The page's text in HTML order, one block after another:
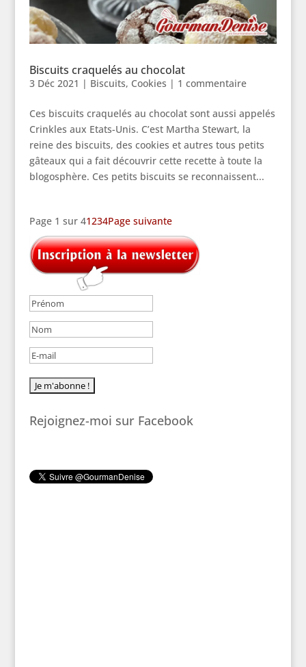
Biscuits craquelés au chocolat
3 Déc 2021 | Biscuits, Cookies | 1 commentaire
Ces biscuits craquelés au chocolat sont aussi appelés
Crinkles aux Etats-Unis. C’est Martha Stewart, la
reine des biscuits, des cookies et autres tous petits
gâteaux qui a fait découvrir cette recette à toute la
blogosphère. Ces petits biscuits se reconnaissent...
Page 1 sur 41234Page suivante
Rejoignez-moi sur Facebook